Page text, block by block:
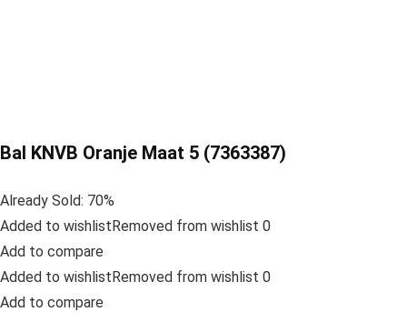
Bal KNVB Oranje Maat 5 (7363387)
Already Sold: 70%
Added to wishlistRemoved from wishlist 0
Add to compare
Added to wishlistRemoved from wishlist 0
Add to compare